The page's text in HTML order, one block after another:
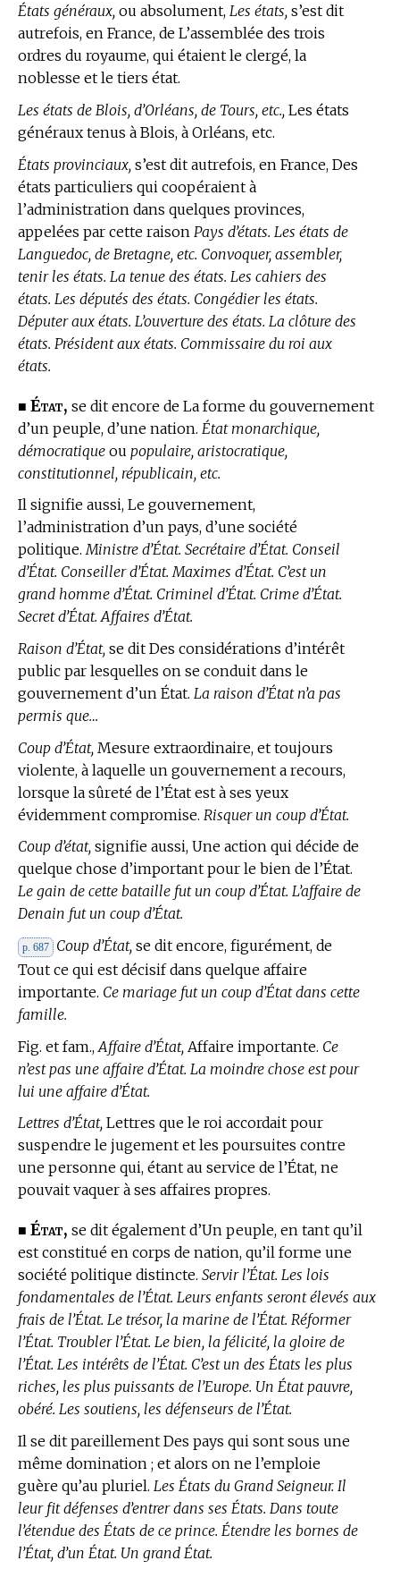
États généraux, ou absolument, Les états, s’est dit
autrefois, en France, de L’assemblée des trois
ordres du royaume, qui étaient le clergé, la
noblesse et le tiers état.
Les états de Blois, d’Orléans, de Tours, etc., Les états
généraux tenus à Blois, à Orléans, etc.
États provinciaux, s’est dit autrefois, en France, Des
états particuliers qui coopéraient à
l’administration dans quelques provinces,
appelées par cette raison Pays d’états. Les états de
Languedoc, de Bretagne, etc. Convoquer, assembler,
tenir les états. La tenue des états. Les cahiers des
états. Les députés des états. Congédier les états.
Députer aux états. L’ouverture des états. La clôture des
états. Président aux états. Commissaire du roi aux
états.
■ État, se dit encore de La forme du gouvernement
d’un peuple, d’une nation. État monarchique,
démocratique ou populaire, aristocratique,
constitutionnel, républicain, etc.
Il signifie aussi, Le gouvernement,
l’administration d’un pays, d’une société
politique.Ministre d’État. Secrétaire d’État. Conseil
d’État. Conseiller d’État. Maximes d’État. C’est un
grand homme d’État. Criminel d’État. Crime d’État.
Secret d’État. Affaires d’État.
Raison d’État, se dit Des considérations d’intérêt
public par lesquelles on se conduit dans le
gouvernement d’un État. La raison d’État n’a pas
permis que…
Coup d’État, Mesure extraordinaire, et toujours
violente, à laquelle un gouvernement a recours,
lorsque la sûreté de l’État est à ses yeux
évidemment compromise. Risquer un coup d’État.
Coup d’état, signifie aussi, Une action qui décide de
quelque chose d’important pour le bien de l’État.
Le gain de cette bataille fut un coup d’État. L’affaire de
Denain fut un coup d’État.
p. 687 Coup d’État, se dit encore, figurément, de
Tout ce qui est décisif dans quelque affaire
importante. Ce mariage fut un coup d’État dans cette
famille.
Fig. et fam., Affaire d’État, Affaire importante. Ce
n’est pas une affaire d’État. La moindre chose est pour
lui une affaire d’État.
Lettres d’État, Lettres que le roi accordait pour
suspendre le jugement et les poursuites contre
une personne qui, étant au service de l’État, ne
pouvait vaquer à ses affaires propres.
■ État, se dit également d’Un peuple, en tant qu’il
est constitué en corps de nation, qu’il forme une
société politique distincte. Servir l’État. Les lois
fondamentales de l’État. Leurs enfants seront élevés aux
frais de l’État. Le trésor, la marine de l’État. Réformer
l’État. Troubler l’État. Le bien, la félicité, la gloire de
l’État. Les intérêts de l’État. C’est un des États les plus
riches, les plus puissants de l’Europe. Un État pauvre,
obéré. Les soutiens, les défenseurs de l’État.
Il se dit pareillement Des pays qui sont sous une
même domination ; et alors on ne l’emploie
guère qu’au pluriel. Les États du Grand Seigneur. Il
leur fit défenses d’entrer dans ses États. Dans toute
l’étendue des États de ce prince. Étendre les bornes de
l’État, d’un État. Un grand État.